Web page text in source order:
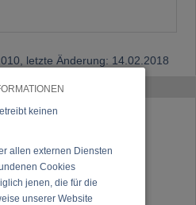
keinen
allen externen Diensten
Cookies
jenen, die für die
unserer Website
letzte Änderung: 14.02.2018
mitglied/2968.htm